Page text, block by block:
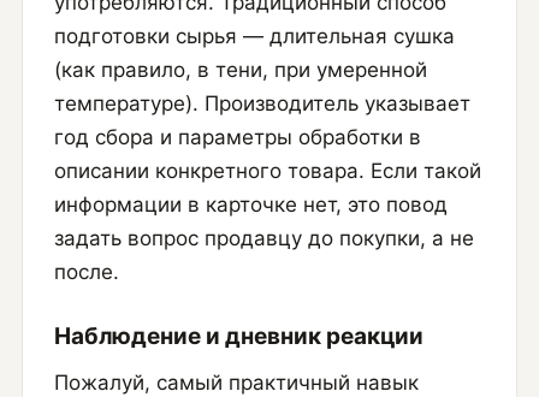
подготовки сырья — длительная сушка
(как правило, в тени, при умеренной
температуре). Производитель указывает
год сбора и параметры обработки в
описании конкретного товара. Если такой
информации в карточке нет, это повод
задать вопрос продавцу до покупки, а не
после.
Наблюдение и дневник реакции
Пожалуй, самый практичный навык